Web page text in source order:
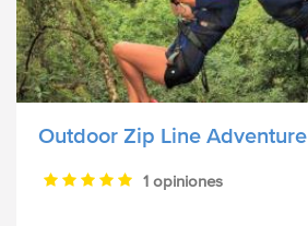
Outdoor Zip Line Adventure
1 opiniones